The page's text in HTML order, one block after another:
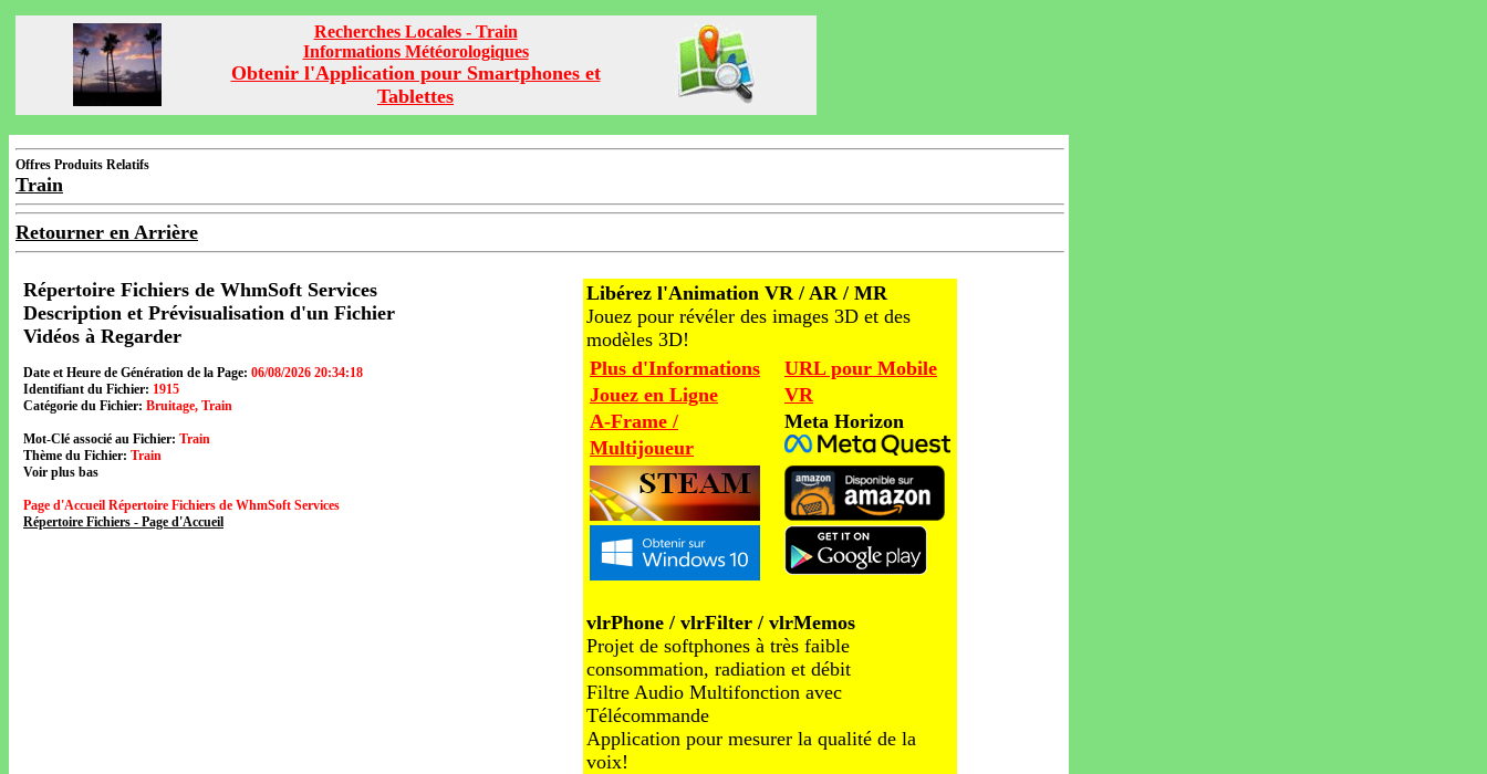
Recherches Locales - Train
Informations Météorologiques
Obtenir l'Application pour Smartphones et
Tablettes
Offres Produits Relatifs
Train
Retourner en Arrière
Répertoire Fichiers de WhmSoft Services
Description et Prévisualisation d'un Fichier
Vidéos à Regarder
Date et Heure de Génération de la Page: 06/08/2026 20:34:18
Identifiant du Fichier: 1915
Catégorie du Fichier: Bruitage, Train
Mot-Clé associé au Fichier: Train
Thème du Fichier: Train
Voir plus bas
Page d'Accueil Répertoire Fichiers de WhmSoft Services
Répertoire Fichiers - Page d'Accueil
Libérez l'Animation VR / AR / MR
Jouez pour révéler des images 3D et des
modèles 3D!
Plus d'Informations
Jouez en Ligne
A-Frame /
Multijoueur
URL pour Mobile
VR
Meta Horizon
vlrPhone / vlrFilter / vlrMemos
Projet de softphones à très faible
consommation, radiation et débit
Filtre Audio Multifonction avec
Télécommande
Application pour mesurer la qualité de la
voix!